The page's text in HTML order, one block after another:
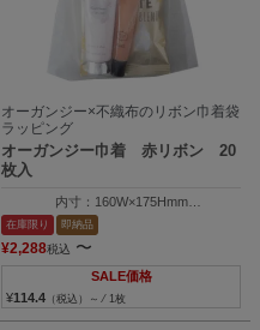
オーガンジー×不織布のリボン巾着袋
ラッピング
オーガンジー巾着 赤リボン 20
枚入
内寸：160W×175Hmm
外寸：160W×230Hmm
在庫限り 即納品
¥2,288税込 〜
SALE価格
¥114.4 （税込）～ ⁄ 1枚